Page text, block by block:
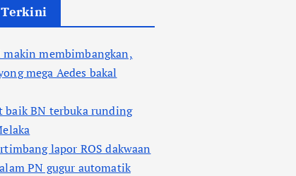
makin membimbangkan,
mega Aedes bakal
baik BN terbuka runding
lapor ROS dakwaan
PN gugur automatik